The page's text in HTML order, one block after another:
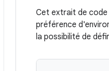
Cet extrait de code
préférence
la possibilité de